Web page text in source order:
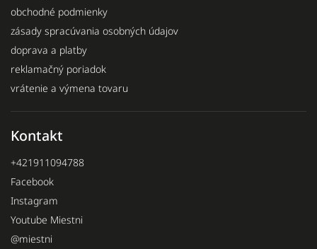
obchodné podmienky
zásady spracúvania osobných údajov
doprava a platby
reklamačný poriadok
vrátenie a výmena tovaru
Kontakt
+421911094788
Facebook
Instagram
Youtube Miestni
@miestni